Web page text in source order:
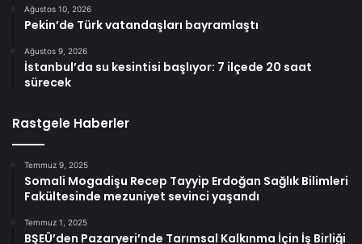
Ağustos 10, 2026
Pekin’de Türk vatandaşları bayramlaştı
Ağustos 9, 2026
İstanbul’da su kesintisi başlıyor: 7 ilçede 20 saat
sürecek
Rastgele Haberler
Temmuz 9, 2025
Somali Mogadişu Recep Tayyip Erdoğan Sağlık Bilimleri
Fakültesinde mezuniyet sevinci yaşandı
Temmuz 1, 2025
BŞEÜ’den Pazaryeri’nde Tarımsal Kalkınma İçin İş Birliği